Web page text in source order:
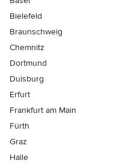
Bielefeld
Braunschweig
Chemnitz
Dortmund
Duisburg
Erfurt
Frankfurt am Main
Fürth
Graz
Halle